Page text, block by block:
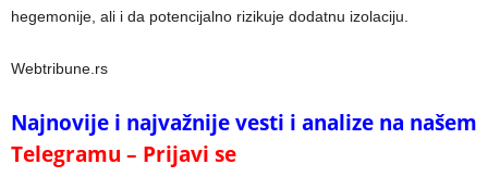
hegemonije, ali i da potencijalno rizikuje dodatnu izolaciju.
Webtribune.rs
Najnovije i najvažnije vesti i analize na našem
Telegramu – Prijavi se